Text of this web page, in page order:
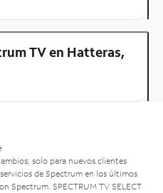
TV en Hatteras,
solo para nuevos clientes
de Spectrum en los últimos
Spectrum. SPECTRUM TV SELECT